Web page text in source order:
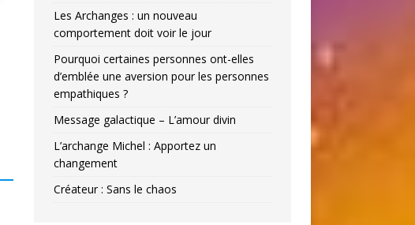
Les Archanges : un nouveau
comportement doit voir le jour
Pourquoi certaines personnes ont-elles
d’emblée une aversion pour les personnes
empathiques ?
Message galactique – L’amour divin
L’archange Michel : Apportez un
changement
Créateur : Sans le chaos